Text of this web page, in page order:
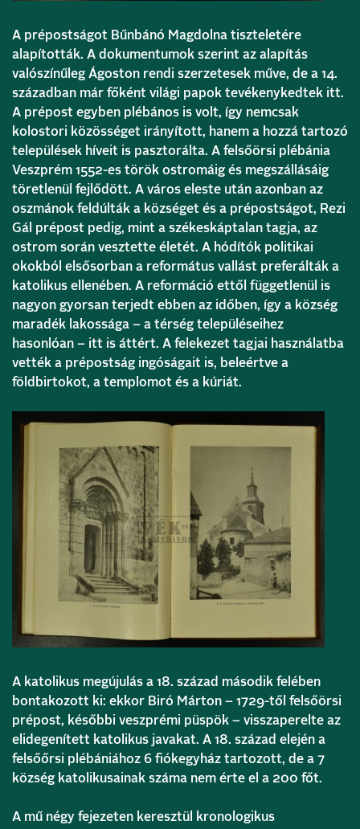
A prépostságot Bűnbánó Magdolna tiszteletére
alapították. A dokumentumok szerint az alapítás
valószínűleg Ágoston rendi szerzetesek műve, de a 14.
században már főként világi papok tevékenykedtek itt.
A prépost egyben plébános is volt, így nemcsak
kolostori közösséget irányított, hanem a hozzá tartozó
települések híveit is pasztorálta. A felsőörsi plébánia
Veszprém 1552-es török ostromáig és megszállásáig
töretlenül fejlődött. A város eleste után azonban az
oszmánok feldúlták a községet és a prépostságot, Rezi
Gál prépost pedig, mint a székeskáptalan tagja, az
ostrom során vesztette életét. A hódítók politikai
okokból elsősorban a református vallást preferálták a
katolikus ellenében. A reformáció ettől függetlenül is
nagyon gyorsan terjedt ebben az időben, így a község
maradék lakossága – a térség településeihez
hasonlóan – itt is áttért. A felekezet tagjai használatba
vették a prépostság ingóságait is, beleértve a
földbirtokot, a templomot és a kúriát.
A katolikus megújulás a 18. század második felében
bontakozott ki: ekkor Biró Márton – 1729-től felsőörsi
prépost, későbbi veszprémi püspök – visszaperelte az
elidegenített katolikus javakat. A 18. század elején a
felsőőrsi plébániához 6 fiókegyház tartozott, de a 7
község katolikusainak száma nem érte el a 200 főt.
A mű négy fejezeten keresztül kronologikus